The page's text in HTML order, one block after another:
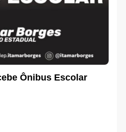
Ônibus Escolar